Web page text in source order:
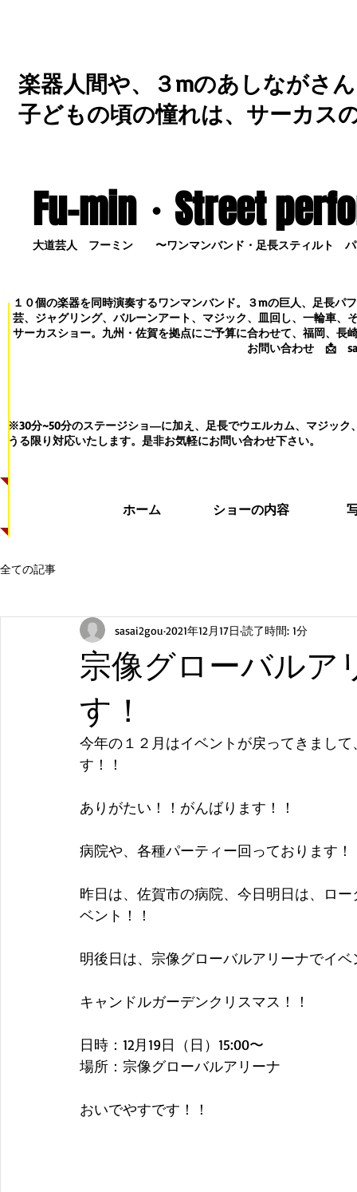
楽器人間や、３mのあしながさ
子どもの頃の憧れは、サーカス
Fu-min・Street
大道芸人 フーミン 〜ワンマンバンド・足長スティルト パ
１０個の楽器を同時演奏するワンマンバンド。３mの巨人、足長パ
芸、ジャグリング、バルーンアート、マジック、皿回し、一輪車、
サーカスショー。九州・佐賀を拠点にご予算に合わせて、福岡、長
お問い合わせ 📩
※30分~50分のステージショ―に加え、足長でウエルカム、マジック
うる限り対応いたします。 是非お気軽にお問い合わせ下さい。
ホーム ショーの内容
全ての記事
宗像グローバルア
す！
sasai2gou 2021年12月17日 読了時間: 1分
今年の１２月はイベントが戻ってきまし
す！！
ありがたい！！がんばります！！
病院や、各種パーティー回っております！
昨日は、佐賀市の病院、今日明日は、ロ
ベント！！
明後日は、宗像グローバルアリーナでイ
キャンドルガーデンクリスマス！！
日時：12月19日（日）15:00〜
場所：宗像グローバルアリーナ
おいでやすです！！